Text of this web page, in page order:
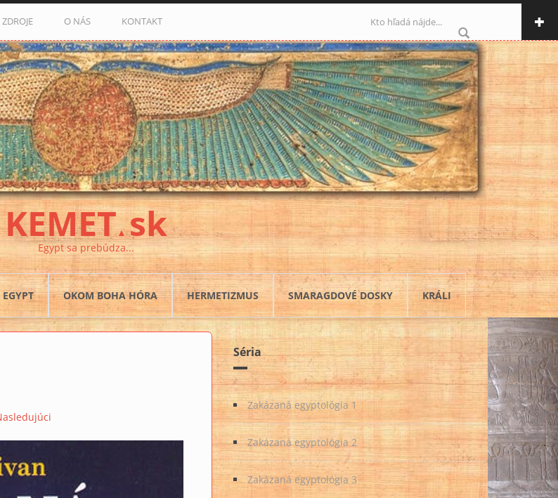
ZDROJE O NÁS KONTAKT Vyhľadávanie
KEMET▲sk
Egypt sa prebúdza...
OKOM BOHA HÓRA HERMETIZMUS SMARAGDOVÉ DOSKY KRÁLI
Séria
Zakázaná egyptológia 1
Zakázaná egyptológia 2
Zakázaná egyptológia 3